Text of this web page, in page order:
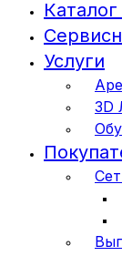
Услуги
3D